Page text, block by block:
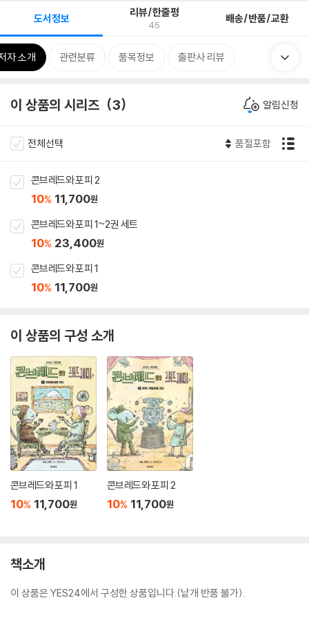
도서정보 리뷰/한줄평
45 배송/반품/교환
자 소개 관련분류 품목정보 출판사 리뷰
이 상품의 시리즈 3 알림신청
전체선택 품절포함
콘브레드와 포피 2
10% 11,700원
콘브레드와 포피 1~2권 세트
10% 23,400원
콘브레드와 포피 1
10% 11,700원
이 상품의 구성 소개
콘브레드와 포피 1
10% 11,700원
콘브레드와 포피 2
10% 11,700원
책소개
이 상품은 YES24에서 구성한 상품입니다.(낱개 반품 불가).